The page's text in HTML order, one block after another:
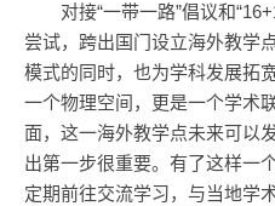
对接“一带一路”倡议和
尝试，跨出国门设立海外教学
模式的同时，也为学科发展拓
一个物理空间，更是一个学术
面，这一海外教学点未来可以
出第一步很重要。有了这样一
定期前往交流学习，与当地学